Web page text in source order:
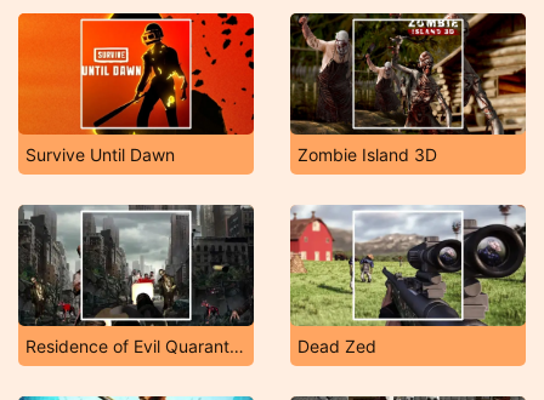
Survive Until Dawn Zombie Island 3D
Residence of Evil Quarantine Dead Zed